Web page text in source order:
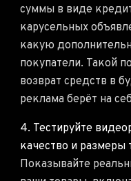
суммы в виде
карусельных
какую
покупатели. Такой
возврат средств в
реклама берёт на
4. Тестируйте
качество и размеры
Показывайте